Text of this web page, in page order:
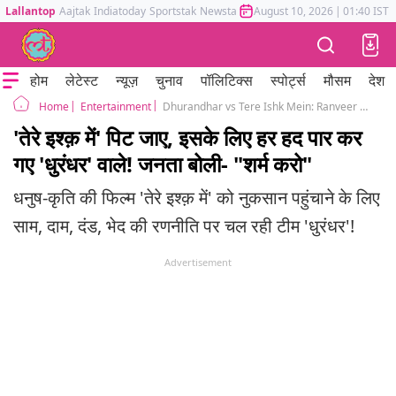
Lallantop Aajtak Indiatoday Sportstak Newstak Mumbai Tak Astrotak
August 10, 2026 | 01:40 IST
होम लेटेस्ट न्यूज़ चुनाव पॉलिटिक्स स्पोर्ट्स मौसम देश
Home Entertainment Dhurandhar vs Tere Ishk Mein: Ranveer Singh led film makers offered lucrative offer to an influencer for tarnishing Dhanush Kriti sanon led film
'तेरे इश्क़ में' पिट जाए, इसके लिए हर हद पार कर
गए 'धुरंधर' वाले! जनता बोली- "शर्म करो"
धनुष-कृति की फिल्म 'तेरे इश्क़ में' को नुकसान पहुंचाने के लिए
साम, दाम, दंड, भेद की रणनीति पर चल रही टीम 'धुरंधर'!
Advertisement